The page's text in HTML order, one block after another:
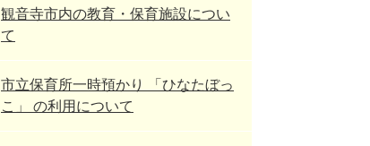
観音寺市内の教育・保育施設につい
て
市立保育所一時預かり 「ひなたぼっ
こ」 の利用について